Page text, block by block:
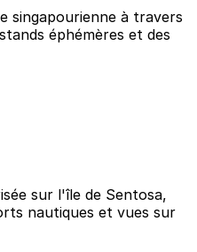
singapourienne à travers
éphémères et des
sur l'île de Sentosa,
nautiques et vues sur